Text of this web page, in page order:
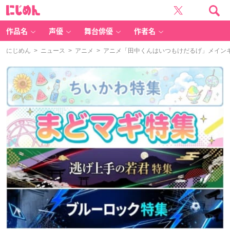
作品名 声優 舞台俳優 作者名
にじめん > ニュース > アニメ > アニメ「田中くんはいつもけだるげ」メイン